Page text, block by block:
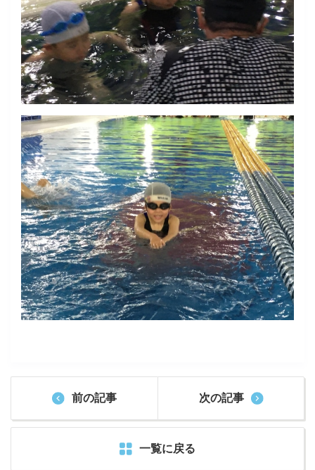
前の記事
一覧に戻る
次の記事